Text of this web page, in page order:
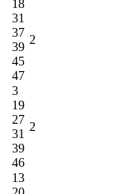
18
31
37
39
45
47
2
3
19
27
31
39
46
2
13